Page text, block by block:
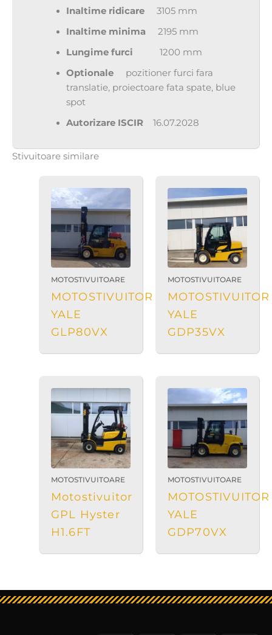
Inaltime ridicare3105 mm
Inaltimeminima2195 mm
Lungime furci 1200 mm
Optionalepozitioner furci fara
translatie, proiectoare fata spate, blue
spot
AutorizareISCIR 16.07.2028
Stivuitoare similare
MOTOSTIVUITOARE
MOTOSTIVUITOR
YALE
GLP80VX
MOTOSTIVUITOARE
MOTOSTIVUITOR
YALE
GDP35VX
MOTOSTIVUITOARE
Motostivuitor
GPL Hyster
H1.6FT
MOTOSTIVUITOARE
MOTOSTIVUITOR
YALE
GDP70VX